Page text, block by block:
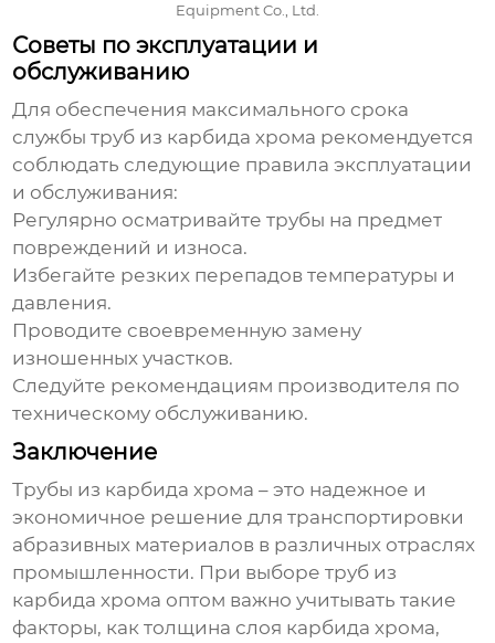
Equipment Co., Ltd.
Советы по эксплуатации и
обслуживанию
Для обеспечения максимального срока
службытруб из карбида хрома рекомендуется
соблюдать следующие правила эксплуатации
и обслуживания:
Регулярно осматривайте трубы на предмет
повреждений и износа.
Избегайте резких перепадов температуры и
давления.
Проводите своевременную замену
изношенных участков.
Следуйте рекомендациям производителя по
техническому обслуживанию.
Заключение
Трубы из карбида хрома – это надежное и
экономичное решение для транспортировки
абразивных материалов в различных отраслях
промышленности. При выборетруб из
карбида хрома оптом важно учитывать такие
факторы, как толщина слоя карбида хрома,